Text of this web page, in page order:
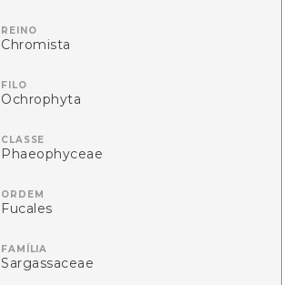
[Comum]
REINO
Chromista
FILO
Ochrophyta
CLASSE
Phaeophyceae
ORDEM
Fucales
FAMÍLIA
Sargassaceae